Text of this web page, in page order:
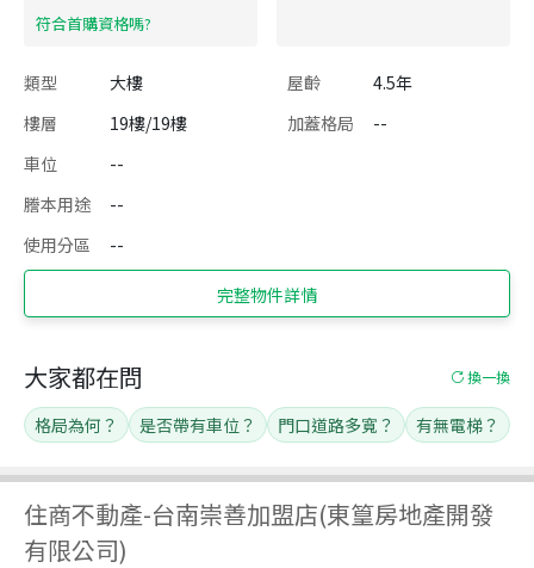
​符合首購資格嗎?
類型 大樓 屋齡
4.5年
樓層
19樓/19樓 加蓋格局
--
車位
--
謄本用途
--
使用分區
--
完整物件詳情
住商不動產-台南崇善加盟店(東篁房地產開發
有限公司)
大家都在問 換一換
格局為何？ 是否帶有車位？ 門口道路多寬？ 有無電梯？